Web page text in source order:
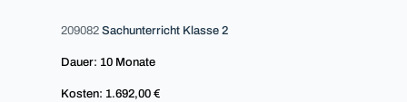
209082 Sachunterricht Klasse 2
Dauer: 10 Monate
Kosten: 1.692,00 €